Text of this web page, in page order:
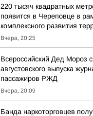
220 тысяч квадратных
появится в Череповце в
комплексного развития
Вчера, 20:25
Всероссийский Дед Мороз
августовского выпуска
пассажиров РЖД
Вчера, 20:09
Банда наркоторговцев